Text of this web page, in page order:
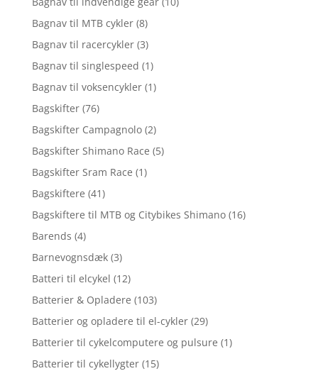
Bagnav til MTB cykler (8)
Bagnav til racercykler (3)
Bagnav til singlespeed (1)
Bagnav til voksencykler (1)
Bagskifter (76)
Bagskifter Campagnolo (2)
Bagskifter Shimano Race (5)
Bagskifter Sram Race (1)
Bagskiftere (41)
Bagskiftere til MTB og Citybikes Shimano (16)
Barends (4)
Barnevognsdæk (3)
Batteri til elcykel (12)
Batterier & Opladere (103)
Batterier og opladere til el-cykler (29)
Batterier til cykelcomputere og pulsure (1)
Batterier til cykellygter (15)